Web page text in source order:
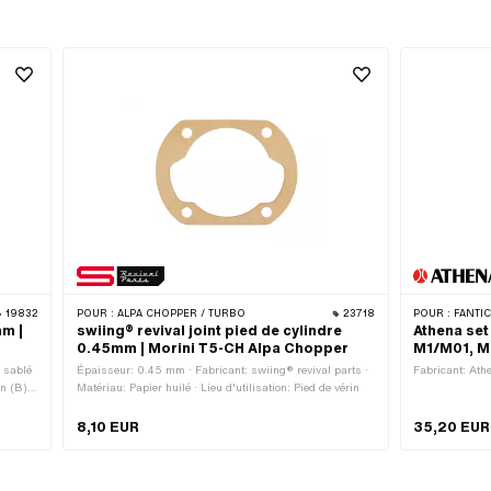
19832
|
sablé
(B):
droit
POUR : ALPA CHOPPER / TURBO 23718
swiing® revival joint pied de cylindre
0.45mm | Morini T5-CH Alpa Chopper
Épaisseur: 0.45 mm · Fabricant: swiing® revival parts ·
Matériau: Papier huilé · Lieu d'utilisation: Pied de vérin
8,10 EUR
POUR :
Athena
M1/M01,
Fabricant:
35,20 EUR